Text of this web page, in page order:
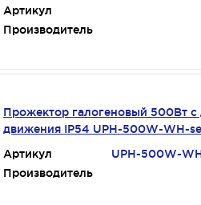
Артикул
Производитель
Прожектор галогеновый 500Вт с
движения IP54 UPH-500W-WH-
Артикул
UPH-500W-
Производитель